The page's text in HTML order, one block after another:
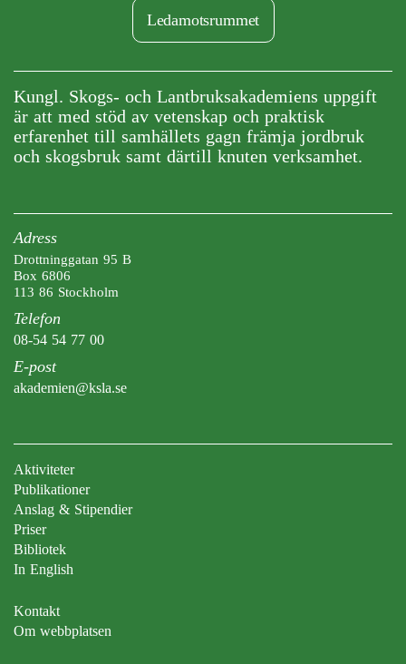
Ledamotsrummet
Kungl. Skogs- och Lantbruksakademiens uppgift
är att med stöd av vetenskap och praktisk
erfarenhet till samhällets gagn främja jordbruk
och skogsbruk samt därtill knuten verksamhet.
Adress
Drottninggatan 95 B
Box 6806
113 86 Stockholm
Telefon
08-54 54 77 00
E-post
akademien@ksla.se
Aktiviteter
Publikationer
Anslag & Stipendier
Priser
Bibliotek
In English
Kontakt
Om webbplatsen